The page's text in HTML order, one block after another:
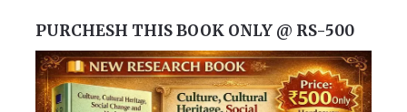
PURCHESH THIS BOOK ONLY @ RS-500